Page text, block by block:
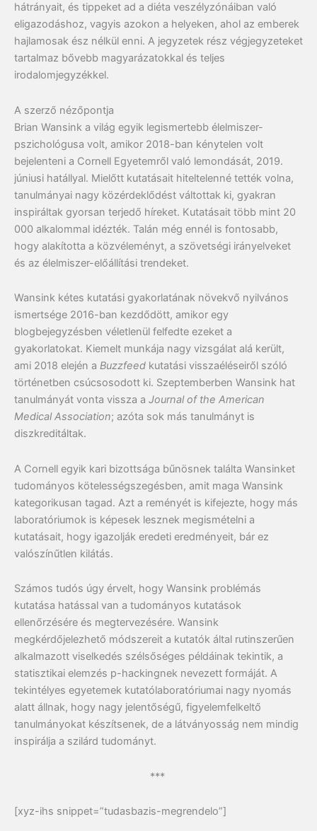
hátrányait, és tippeket ad a diéta veszélyzónáiban való
eligazodáshoz, vagyis azokon a helyeken, ahol az emberek
hajlamosak ész nélkül enni. A jegyzetek rész végjegyzeteket
tartalmaz bővebb magyarázatokkal és teljes
irodalomjegyzékkel.
A szerző nézőpontja
Brian Wansink a világ egyik legismertebb élelmiszer-
pszichológusa volt, amikor 2018-ban kénytelen volt
bejelenteni a Cornell Egyetemről való lemondását, 2019.
júniusi hatállyal. Mielőtt kutatásait hiteltelenné tették volna,
tanulmányai nagy közérdeklődést váltottak ki, gyakran
inspiráltak gyorsan terjedő híreket. Kutatásait több mint 20
000 alkalommal idézték. Talán még ennél is fontosabb,
hogy alakította a közvéleményt, a szövetségi irányelveket
és az élelmiszer-előállítási trendeket.
Wansink kétes kutatási gyakorlatának növekvő nyilvános
ismertsége 2016-ban kezdődött, amikor egy
blogbejegyzésben véletlenül felfedte ezeket a
gyakorlatokat. Kiemelt munkája nagy vizsgálat alá került,
ami 2018 elején a Buzzfeed kutatási visszaéléseiről szóló
történetben csúcsosodott ki. Szeptemberben Wansink hat
tanulmányát vonta vissza a Journal of the American
Medical Association; azóta sok más tanulmányt is
diszkreditáltak.
A Cornell egyik kari bizottsága bűnösnek találta Wansinket
tudományos kötelességszegésben, amit maga Wansink
kategorikusan tagad. Azt a reményét is kifejezte, hogy más
laboratóriumok is képesek lesznek megismételni a
kutatásait, hogy igazolják eredeti eredményeit, bár ez
valószínűtlen kilátás.
Számos tudós úgy érvelt, hogy Wansink problémás
kutatása hatással van a tudományos kutatások
ellenőrzésére és megtervezésére. Wansink
megkérdőjelezhető módszereit a kutatók által rutinszerűen
alkalmazott viselkedés szélsőséges példáinak tekintik, a
statisztikai elemzés p-hackingnek nevezett formáját. A
tekintélyes egyetemek kutatólaboratóriumai nagy nyomás
alatt állnak, hogy nagy jelentőségű, figyelemfelkeltő
tanulmányokat készítsenek, de a látványosság nem mindig
inspirálja a szilárd tudományt.
***
[xyz-ihs snippet=”tudasbazis-megrendelo”]